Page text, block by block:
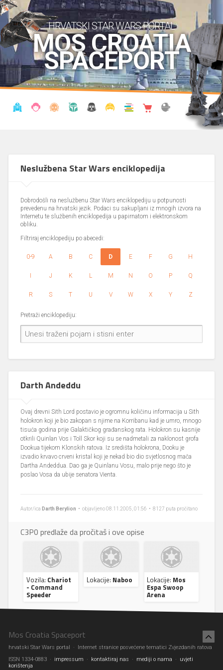
HRVATSKI STAR WARS PORTAL
MOS CROATIA
SPACEPORT
Neslužbena Star Wars enciklopedija
Dobrodošli na neslužbenu Star Wars enciklopediju u potpunosti
prevedenu na hrvatski jezik. Podaci su sakupljani iz mnogih izvora na
Internetu te službenih enciklopedija u papirnatom i elektronskom
obliku.
Filtriraj enciklopediju po abecedi:
0-9 A B C D E F G H
I J K L M N O P Q
R S T U V W X Y Z
Pretraži enciklopediju:
Darth Andeddu
Ovaj drevni Sith Lord postavio je ogromnu količinu informacija u Sith
holokron koji je bio zakopan s njime na Korribanu kad je umro, mnogo
tisuća godina prije Galaktičkog građanskog rata. Holokron su kasnije
otkrili Quinlan Vos i Toll Skor koji su se nadmetali za naklonost grofa
Dookua tijekom Klonskih ratova. Iz središta holokrona, Dooku je
izvadio krvavo crveni kristal koji je nekad bio dio svjetlosnog mača
Dartha Andeddua. Dao ga je Quinlanu Vosu, malo prije nego što je
poslao Vosa da ubije senatora Vienta.
Autor/ica Darth Berylion • objavljeno 08.11.2005, 01:56 • 8127 puta pročitano
C3P0 predlaže da pročitaš i ove opise
Vozila: Chariot
- Command
Speeder
Lokacije: Naboo Lokacije: Mos
Espa Swoop
Arena
Mos Croatia Spaceport
hrvatski Star Wars portal · Internet stranice posvećene tematici Zvjezdanih ratova
ISSN 1334-0883 ·
impressum · kontaktiraj nas · mediji o nama ·
uvjeti
korištenja